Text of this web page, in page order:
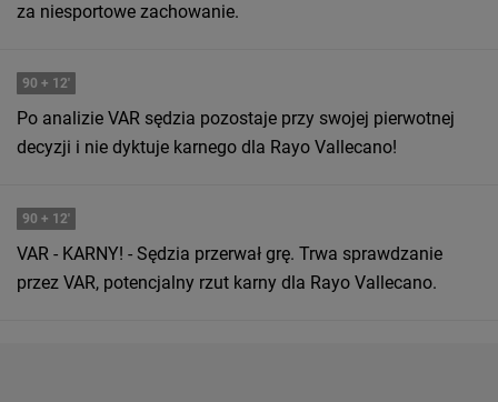
za niesportowe zachowanie.
90 + 12'
Po analizie VAR sędzia pozostaje przy swojej pierwotnej
decyzji i nie dyktuje karnego dla Rayo Vallecano!
90 + 12'
VAR - KARNY! - Sędzia przerwał grę. Trwa sprawdzanie
przez VAR, potencjalny rzut karny dla Rayo Vallecano.